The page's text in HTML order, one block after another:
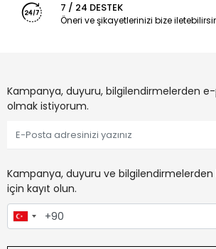
7 / 24 DESTEK
Öneri ve şikayetlerinizi bize
Kampanya, duyuru, bilgilendirmelerden
olmak istiyorum.
Kampanya, duyuru ve
için kayıt olun.